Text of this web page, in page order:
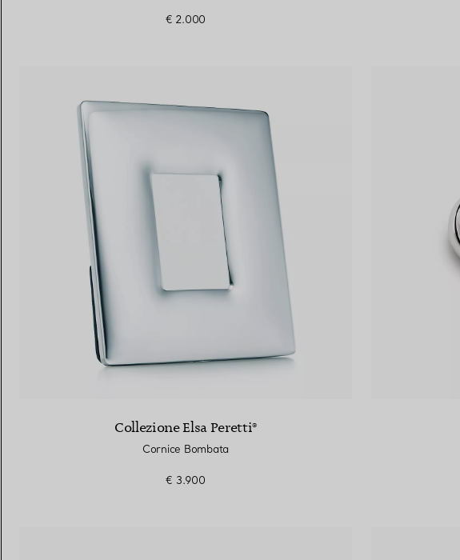
€ 2.000
Collezione Elsa Peretti®
Cornice Bombata
€ 3.900